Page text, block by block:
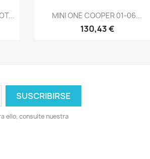
Vista rápida
MINI ONE COOPER 01-06...
130,43 €
ello, consulte nuestra